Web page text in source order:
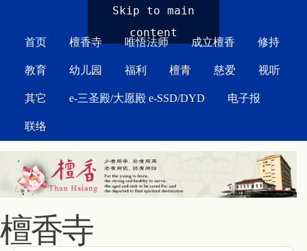
Skip to main
content
首页 檀香寺 唯悟法师 成立檀香 修持
教育 幼儿园 福利 檀青 慈爱 视听
其它 e-三圣殿/大愿殿 e-SSD/DYD 电子报
联络
檀香寺